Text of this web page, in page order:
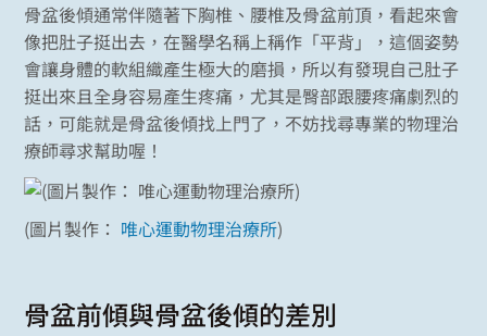
骨盆後傾通常伴隨著下胸椎、腰椎及骨盆前頂，看起來會
像把肚子挺出去，在醫學名稱上稱作「平背」，這個姿勢
會讓身體的軟組織產生極大的磨損，所以有發現自己肚子
挺出來且全身容易產生疼痛，尤其是臀部跟腰疼痛劇烈的
話，可能就是骨盆後傾找上門了，不妨找尋專業的物理治
療師尋求幫助喔！
(圖片製作： 唯心運動物理治療所)
骨盆前傾與骨盆後傾的差別